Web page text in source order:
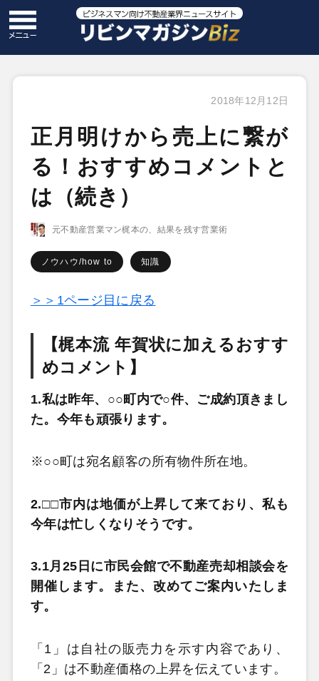
2018年12月12日
正月明けから売上に繋が
る！おすすめコメントと
は（続き）
元不動産営業マン梶本の、結果を残す営業術
ノウハウ/how to 知識
＞＞1ページ目に戻る
【梶本流 年賀状に加えるおすす
めコメント】
1.私は昨年、○○町内で○件、ご成約頂きまし
た。今年も頑張ります。
※○○町は宛名顧客の所有物件所在地。
2.□□市内は地価が上昇して来ており、私も
今年は忙しくなりそうです。
3.1月25日に市民会館で不動産売却相談会を
開催します。また、改めてご案内いたしま
す。
「1」は自社の販売力を示す内容であり、
「2」は不動産価格の上昇を伝えています。